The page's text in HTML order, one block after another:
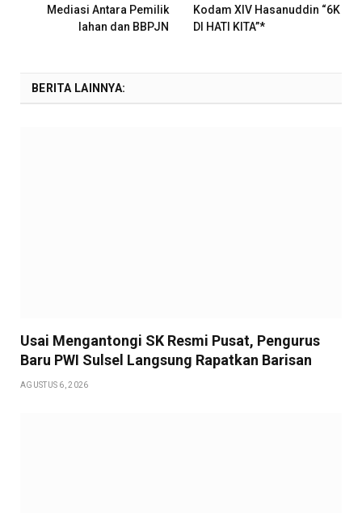
Mediasi Antara Pemilik
lahan dan BBPJN
Kodam XIV Hasanuddin “6K
DI HATI KITA”*
BERITA LAINNYA:
Usai Mengantongi SK Resmi Pusat, Pengurus
Baru PWI Sulsel Langsung Rapatkan Barisan
AGUSTUS 6, 2026